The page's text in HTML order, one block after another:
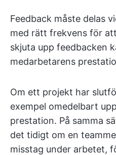
Feedback måste delas
med rätt frekvens för
skjuta upp feedbacken
medarbetarens
Om ett projekt har
exempel omedelbart
prestation. På samma
det tidigt om en
misstag under arbetet,